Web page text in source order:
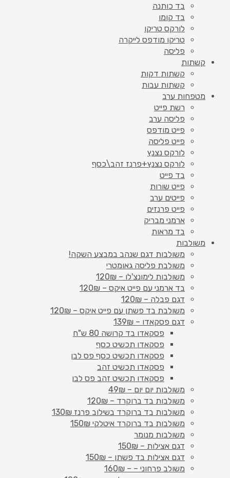
בד כותנה
בד קומו
לורקס טריקו
טריקו מודפס לייקרה
פליסה
קשתות
קשתות דקות
קשתות עבות
מטפחות ערב
רשת פייט
פליסה ערב
פייט מודפס
פייט פליסה
לורקס נצנץ
לורקס נצנץ+פרנז זהב\כסף
בד פייט
פייט שורות
פייטים ערב
פייט פרנזים
ארמני מבריק
בד מראות
משולבות
משולבות דגם שנהב במבצע השקה!
משולבת פליסה גאומטרי
משולבות לימונצ'לו – 120₪
בד ארמני עם פייט איקס – 120₪
דגם פבלה – 120₪
משולבת בד פשתן עם פייט איקס – 120₪
דגם פסקאדו – 139₪
פסקאדו בד קרושה 80 ש"ח
פסקאדו תכשיט כסף
פסקאדו תכשיט כסף פס לבן
פסקאדו תכשיט זהב
פסקאדו תכשיט זהב פס לבן
משולבות יום יום – 49₪
משולבות בד ברוקרד – 120₪
משולבות בד ברוקרד בשילוב פרנז 130₪
משולבות בד ברוקרד איטלקי 150₪
משולבות מנומר
דגם אצילות – 150₪
דגם אצילות בד פשתן – 150₪
משולב פרחוני – – 160₪